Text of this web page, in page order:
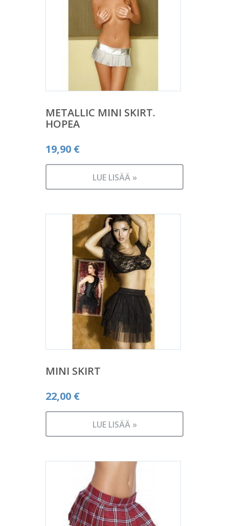
METALLIC MINI SKIRT.
HOPEA
19,90 €
LUE LISÄÄ »
MINI SKIRT
22,00 €
LUE LISÄÄ »